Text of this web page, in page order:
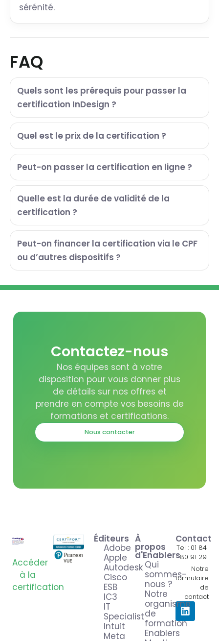
sérénité.
FAQ
Quels sont les prérequis pour passer la
certification InDesign ?
Quel est le prix de la certification ?
Peut-on passer la certification en ligne ?
Quelle est la durée de validité de la
certification ?
Peut-on financer la certification via le CPF
ou d’autres dispositifs ?
Contactez-nous
Nos équipes sont à votre
disposition pour vous donner plus
de détails sur nos offres et
prendre en compte vos besoins de
formations et certifications.
Nous contacter
Accéder
à la
certification
Éditeurs
Adobe
Apple
Autodesk
Cisco
ESB
IC3
IT
Specialist
Intuit
Meta
À
propos
d'Enablers
Qui
sommes-
nous ?
Notre
organisme
de
formation
Enablers
Contact
Tel : 01 84
80 91 29
Notre
formulaire
de
contact